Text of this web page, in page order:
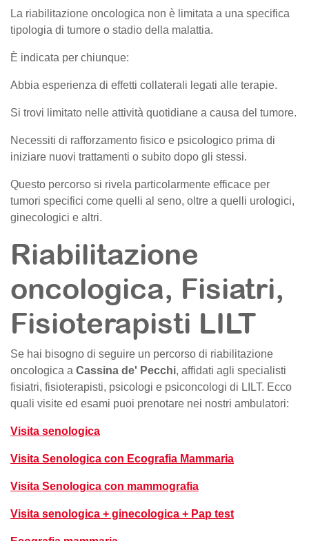
La riabilitazione oncologica non è limitata a una specifica
tipologia di tumore o stadio della malattia.
È indicata per chiunque:
Abbia esperienza di effetti collaterali legati alle terapie.
Si trovi limitato nelle attività quotidiane a causa del tumore.
Necessiti di rafforzamento fisico e psicologico prima di
iniziare nuovi trattamenti o subito dopo gli stessi.
Questo percorso si rivela particolarmente efficace per
tumori specifici come quelli al seno, oltre a quelli urologici,
ginecologici e altri.
Riabilitazione
oncologica, Fisiatri,
Fisioterapisti LILT
Se hai bisogno di seguire un percorso di riabilitazione
oncologica a Cassina de' Pecchi, affidati agli specialisti
fisiatri, fisioterapisti, psicologi e psiconcologi di LILT. Ecco
quali visite ed esami puoi prenotare nei nostri ambulatori:
Visita senologica
Visita Senologica con Ecografia Mammaria
Visita Senologica con mammografia
Visita senologica + ginecologica + Pap test